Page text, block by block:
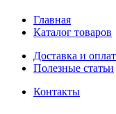
Главная
Каталог товаров
Доставка и
Полезные статьи
Контакты